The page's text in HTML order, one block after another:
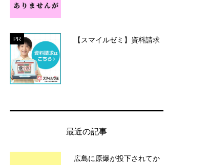
PR 【スマイルゼミ】資料請求
最近の記事
広島に原爆が投下されてか